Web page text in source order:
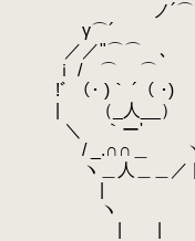
ヽ
ヽ
ゝ､
⌒ ヽ
´（ ･) ｉ/
人__
／ 内々に
＿
／ | 交渉で